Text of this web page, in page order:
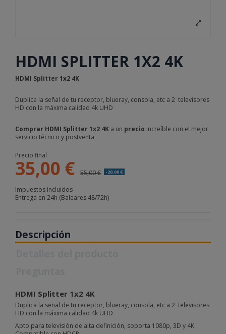
HDMI SPLITTER 1X2 4K
HDMI Splitter 1x2 4K
Duplica la señal de tu receptor, blueray, consola, etc a 2 televisores
HD con la máxima calidad 4k UHD
Comprar HDMI Splitter 1x2 4K a un precio increíble con el mejor
servicio técnico y postventa
Precio final
35,00 € 55,00 € -20,00 €
Impuestos incluidos
Entrega en 24h (Baleares 48/72h)
Descripción
HDMI Splitter 1x2 4K
Duplica la señal de tu receptor, blueray, consola, etc a 2 televisores
HD con la máxima calidad 4k UHD
Apto para televisión de alta definición, soporta 1080p, 3D y 4K